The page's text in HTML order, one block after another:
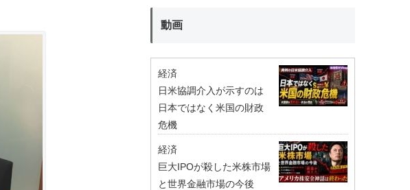
動画
経済
日米協調介入が示すのは
日本ではなく米国の財政
危機
経済
巨大IPOが殺した米株市場
と世界金融市場の今後